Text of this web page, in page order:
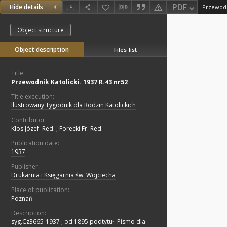
Hide details PDF
Object structure
Object description Files list
Title:
Przewodnik Katolicki. 1937 R.43 nr52
Title execution:
Ilustrowany Tygodnik dla Rodzin Katolickich
Contributor:
Kłos Józef. Red. ; Forecki Fr. Red.
Publication date:
1937
Publisher:
Drukarnia i Księgarnia św. Wojciecha
Place of publication:
Poznań
Description:
syg.Cz3665-1937 ; od 1895 podtytuł: Pismo dla